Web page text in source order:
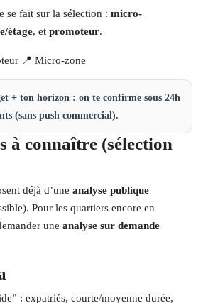
se fait sur la sélection : micro-
étage, et promoteur.
📍 Micro-zone
+ ton horizon : on te confirme sous 24h
(sans push commercial).
à connaître (sélection
déjà d’une analyse publique
Pour les quartiers encore en
une analyse sur demande
: expatriés, courte/moyenne durée,